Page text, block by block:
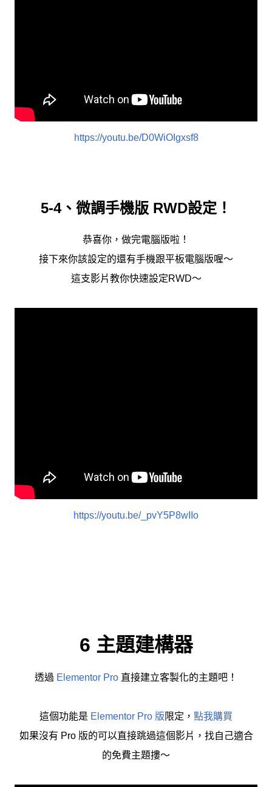
https://youtu.be/D0WiOIgxsf8
5-4、微調手機版 RWD設定！
恭喜你，做完電腦版啦！
接下來你該設定的還有手機跟平板電腦版喔～
這支影片教你快速設定RWD～
https://youtu.be/_pvY5P8wIIo
6 主題建構器
透過 Elementor Pro 直接建立客製化的主題吧！
這個功能是 Elementor Pro 版 限定， 點我購買
如果沒有 Pro 版的可以直接跳過這個影片，找自己適合
的免費主題摟～